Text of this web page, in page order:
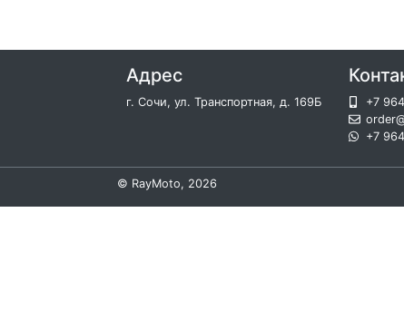
Адрес
г. Сочи, ул. Транспортная, д. 169Б
+7
+7
© RayMoto, 2026